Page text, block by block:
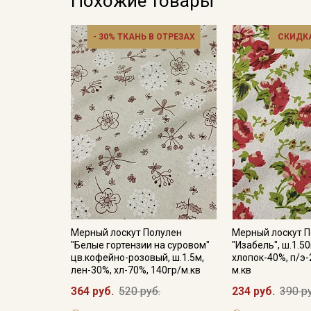
- 30% ТКАНЬ В ОТРЕЗАХ
Мерный лоскут Полулен
"Белые гортензии на суровом"
цв.кофейно-розовый, ш.1.5м,
лен-30%, хл-70%, 140гр/м.кв
364 руб. 520 руб.
Мерный лоскут
"Изабель",
хлопок-40%, п/
м.кв
234 руб. 390